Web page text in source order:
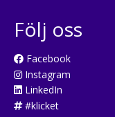
Följ oss
Facebook
Instagram
LinkedIn
#klicket